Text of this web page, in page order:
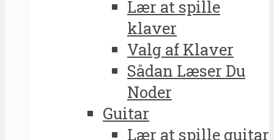
Lær at spille
klaver
Valg af Klaver
Sådan Læser Du
Noder
Guitar
Lær at spille guitar